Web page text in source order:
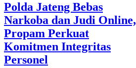
Polda Jateng Bebas
Narkoba dan Judi Online,
Propam Perkuat
Komitmen Integritas
Personel